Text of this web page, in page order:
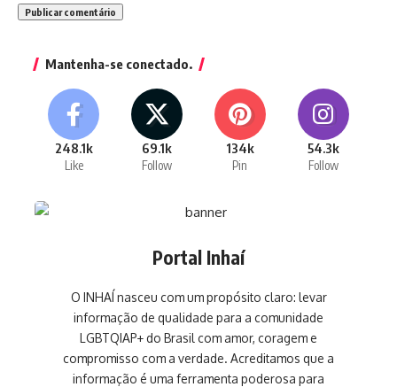
Mantenha-se conectado.
248.1k
Like
69.1k
Follow
134k
Pin
54.3k
Follow
Portal Inhaí
O INHAÍ nasceu com um propósito claro: levar
informação de qualidade para a comunidade
LGBTQIAP+ do Brasil com amor, coragem e
compromisso com a verdade. Acreditamos que a
informação é uma ferramenta poderosa para